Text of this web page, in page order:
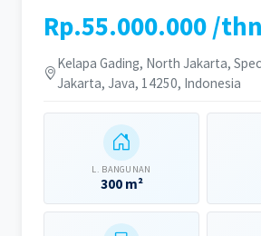
Rp.55.000.000 /thn
Kelapa Gading, North Jakarta,
Jakarta, Java, 14250, Indonesia
L. BANGUNAN
300 m²